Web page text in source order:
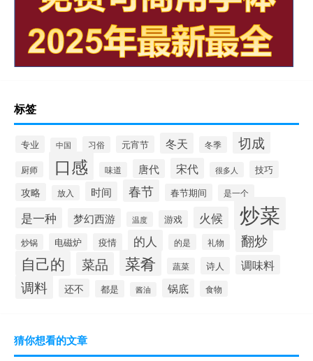
标签
专业 中国 习俗 元宵节 冬天 冬季 切成
厨师 口感 味道 唐代 宋代 很多人 技巧
攻略 放入 时间 春节 春节期间 是一个
是一种 梦幻西游 温度 游戏 火候 炒菜
炒锅 电磁炉 疫情 的人 的是 礼物 翻炒
自己的 菜品 菜肴 蔬菜 诗人 调味料
调料 还不 都是 酱油 锅底 食物
猜你想看的文章